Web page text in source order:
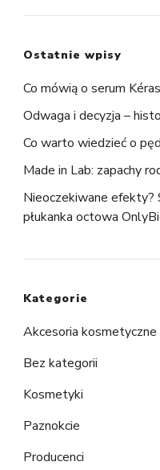
Ostatnie wpisy
Co mówią o serum
Odwaga i decyzja –
Co warto wiedzieć o
Made in Lab: zapachy
Nieoczekiwane efekty?
płukanka octowa
Kategorie
Akcesoria kosmetyczne
Bez kategorii
Kosmetyki
Paznokcie
Producenci